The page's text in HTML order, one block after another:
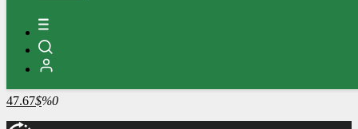
RİPPLE
49.89
%1.9
TETHER
47.67$%0